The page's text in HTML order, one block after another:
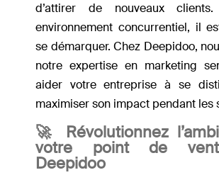
d’attirer de nouveaux
environnement concurrentiel, il
se démarquer. Chez Deepidoo,
notre expertise en marketing
aider votre entreprise à se
maximiser son impact pendant les
🚀 Révolutionnez
votre point de
Deepidoo